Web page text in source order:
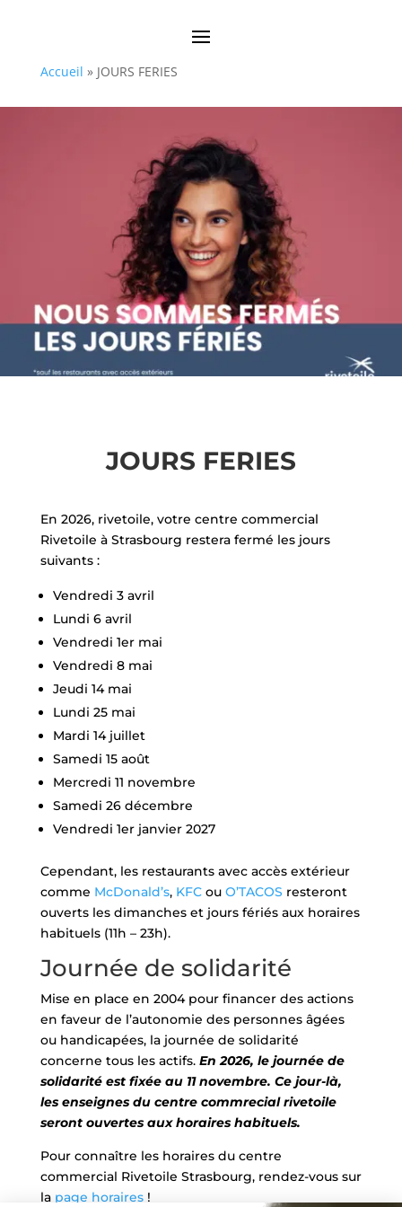
Accueil » JOURS FERIES
JOURS FERIES
En 2026, rivetoile, votre centre commercial
Rivetoile à Strasbourg restera fermé les jours
suivants :
Vendredi 3 avril
Lundi 6 avril
Vendredi 1er mai
Vendredi 8 mai
Jeudi 14 mai
Lundi 25 mai
Mardi 14 juillet
Samedi 15 août
Mercredi 11 novembre
Samedi 26 décembre
Vendredi 1er janvier 2027
Cependant, les restaurants avec accès extérieur
comme McDonald’s, KFC ou O’TACOS resteront
ouverts les dimanches et jours fériés aux horaires
habituels (11h – 23h).
Journée de solidarité
Mise en place en 2004 pour financer des actions
en faveur de l’autonomie des personnes âgées
ou handicapées, la journée de solidarité
concerne tous les actifs. En 2026, le journée de
solidarité est fixée au 11 novembre. Ce jour-là,
les enseignes du centre commrecial rivetoile
seront ouvertes aux horaires habituels.
Pour connaître les horaires du centre
commercial Rivetoile Strasbourg, rendez-vous sur
la page horaires!